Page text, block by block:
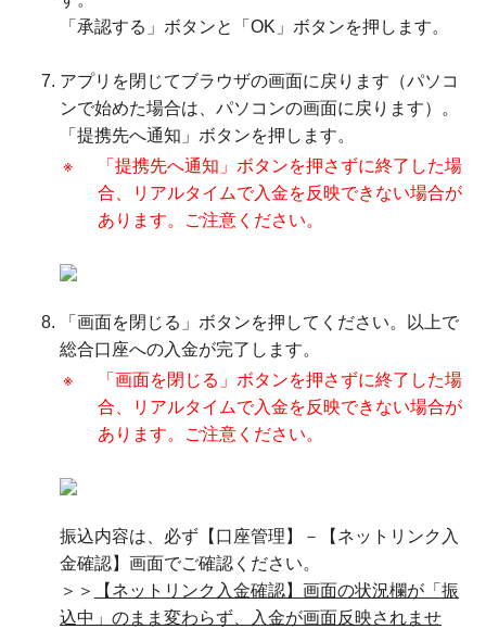
「承認する」ボタンと「OK」ボタンを押します。
アプリを閉じてブラウザの画面に戻ります（パソコ
ンで始めた場合は、パソコンの画面に戻ります）。
「提携先へ通知」ボタンを押します。
※
「提携先へ通知」ボタンを押さずに終了した場
合、リアルタイムで入金を反映できない場合が
あります。ご注意ください。
「画面を閉じる」ボタンを押してください。以上で
総合口座への入金が完了します。
※
「画面を閉じる」ボタンを押さずに終了した場
合、リアルタイムで入金を反映できない場合が
あります。ご注意ください。
振込内容は、必ず【口座管理】－【ネットリンク入
金確認】画面でご確認ください。
＞＞
【ネットリンク入金確認】画面の状況欄が「振
込中」のまま変わらず、入金が画面反映されませ